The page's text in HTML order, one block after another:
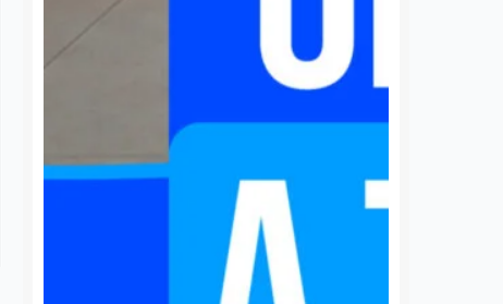
autismo en
escuela militar
Corregidora
revisión estatal